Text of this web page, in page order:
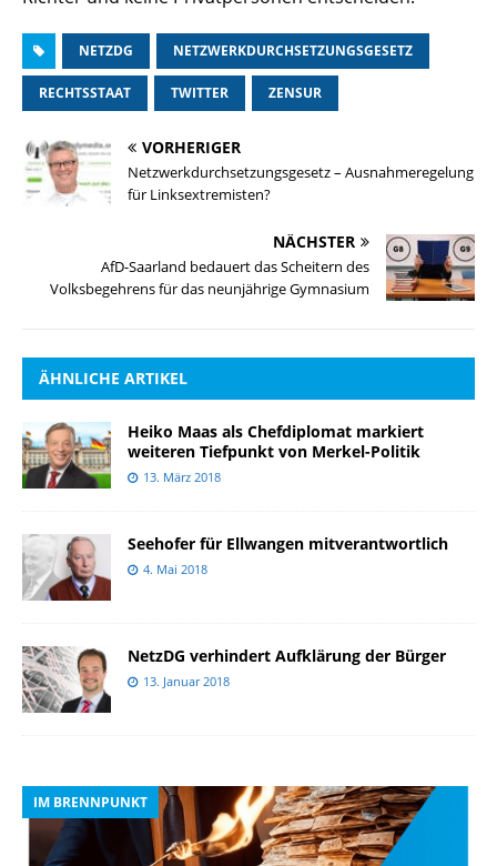
NETZDG NETZWERKDURCHSETZUNGSGESETZ
RECHTSSTAAT TWITTER ZENSUR
VORHERIGER
Netzwerkdurchsetzungsgesetz – Ausnahmeregelung
für Linksextremisten?
NÄCHSTER
AfD-Saarland bedauert das Scheitern des
Volksbegehrens für das neunjährige Gymnasium
ÄHNLICHE ARTIKEL
Heiko Maas als Chefdiplomat markiert
weiteren Tiefpunkt von Merkel-Politik
13. März 2018
Seehofer für Ellwangen mitverantwortlich
4. Mai 2018
NetzDG verhindert Aufklärung der Bürger
13. Januar 2018
IM BRENNPUNKT